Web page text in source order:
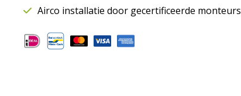
mm
SAFE
|
Airco installatie door gecertificeerde monteurs